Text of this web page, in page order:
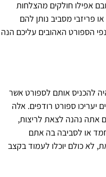
אפילו חולקים מהצלחות
מסביב נותן להם
הספורט האהובים עליכם הנה
להכניס אותם לספורט אשר
יעריכו ספורט רודפים. אלה
אתה נהנה לצאת לריצות,
או לסביבה בה אתם
לא כולם יוכלו לעמוד בקצב